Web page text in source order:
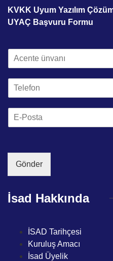
KVKK Uyum Yazılım
UYAÇ Başvuru Formu
n
*
*
m
l
Gönder
İsad Hakkında
İSAD Tarihçesi
Kuruluş Amacı
İsad Üyelik